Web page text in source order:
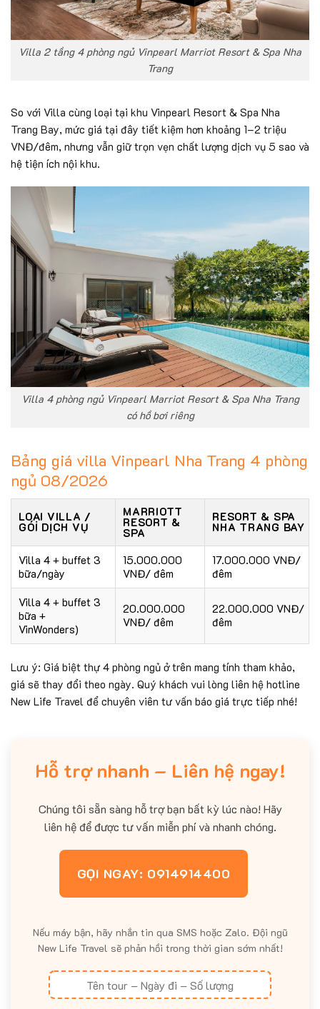
Villa 2 tầng 4 phòng ngủ Vinpearl Marriot Resort & Spa Nha
Trang
So với Villa cùng loại tại khu Vinpearl Resort & Spa Nha
Trang Bay, mức giá tại đây tiết kiệm hơn khoảng 1–2 triệu
VNĐ/đêm, nhưng vẫn giữ trọn vẹn chất lượng dịch vụ 5 sao và
hệ tiện ích nội khu.
Villa 4 phòng ngủ Vinpearl Marriot Resort & Spa Nha Trang
có hồ bơi riêng
Bảng giá villa Vinpearl Nha Trang 4 phòng
ngủ 08/2026
LOẠI VILLA /
GÓI DỊCH VỤ
MARRIOTT
RESORT &
SPA
RESORT & SPA
NHA TRANG BAY
Villa 4 + buffet 3
bữa/ngày
15.000.000
VNĐ/ đêm
17.000.000 VNĐ/
đêm
Villa 4 + buffet 3
bữa +
VinWonders)
20.000.000
VNĐ/ đêm
22.000.000 VNĐ/
đêm
Lưu ý: Giá biệt thự 4 phòng ngủ ở trên mang tính tham khảo,
giá sẽ thay đổi theo ngày. Quý khách vui lòng liên hệ hotline
New Life Travel để chuyên viên tư vấn báo giá trực tiếp nhé!
Hỗ trợ nhanh – Liên hệ ngay!
Chúng tôi sẵn sàng hỗ trợ bạn bất kỳ lúc nào! Hãy
liên hệ để được tư vấn miễn phí và nhanh chóng.
GỌI NGAY: 0914914400
Nếu máy bận, hãy nhắn tin qua SMS hoặc Zalo. Đội ngũ
New Life Travel sẽ phản hồi trong thời gian sớm nhất!